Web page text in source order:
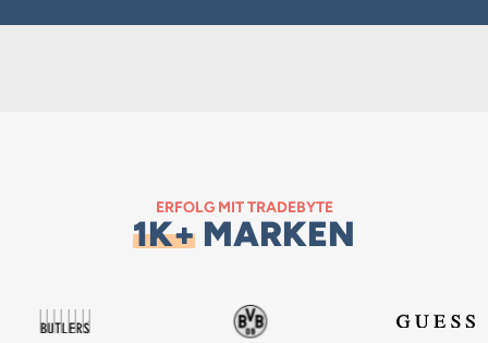
ERFOLG MIT TRADEBYTE
1K+ MARKEN